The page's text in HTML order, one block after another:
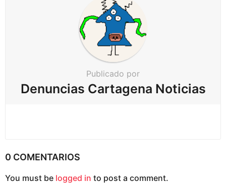
Publicado por
Denuncias Cartagena Noticias
0 COMENTARIOS
You must be logged in to post a comment.